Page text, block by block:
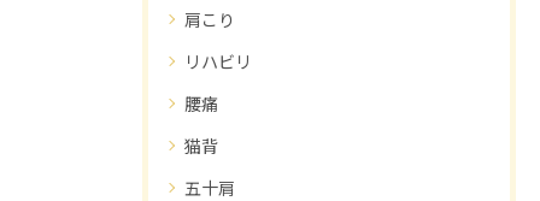
肩こり
リハビリ
腰痛
猫背
五十肩